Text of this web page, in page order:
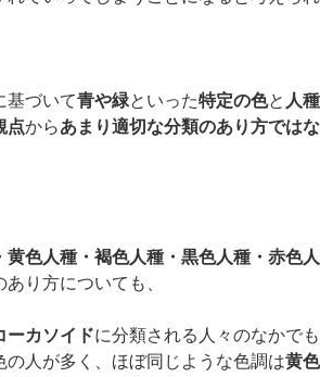
基づいて青や緑といった特定の色と 人種
点からあまり適切な分類のあり方では
黄色人種・褐色人種・黒色人種・赤色
あり方についても、
ーカソイドに分類される人々のなかでも
の人が多く、ほぼ同じような色調は黄